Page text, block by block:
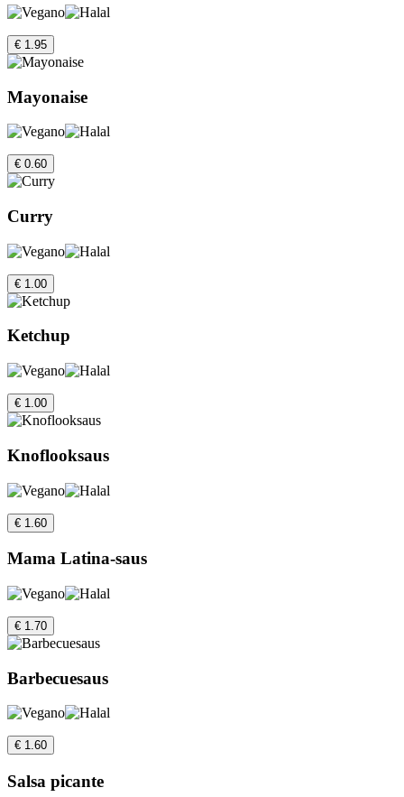
€ 1.95
Mayonaise
€ 0.60
Curry
€ 1.00
Ketchup
€ 1.00
Knoflooksaus
€ 1.60
Mama Latina-saus
€ 1.70
Barbecuesaus
€ 1.60
Salsa picante